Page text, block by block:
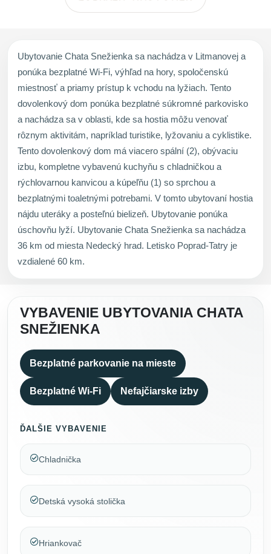
Ubytovanie Chata Snežienka sa nachádza v Litmanovej a
ponúka bezplatné Wi-Fi, výhľad na hory, spoločenskú
miestnosť a priamy prístup k vchodu na lyžiach. Tento
dovolenkový dom ponúka bezplatné súkromné parkovisko
a nachádza sa v oblasti, kde sa hostia môžu venovať
rôznym aktivitám, napríklad turistike, lyžovaniu a cyklistike.
Tento dovolenkový dom má viacero spální (2), obývaciu
izbu, kompletne vybavenú kuchyňu s chladničkou a
rýchlovarnou kanvicou a kúpeľňu (1) so sprchou a
bezplatnými toaletnými potrebami. V tomto ubytovaní hostia
nájdu uteráky a posteľnú bielizeň. Ubytovanie ponúka
úschovňu lyží. Ubytovanie Chata Snežienka sa nachádza
36 km od miesta Nedecký hrad. Letisko Poprad-Tatry je
vzdialené 60 km.
VYBAVENIE UBYTOVANIA CHATA
SNEŽIENKA
Bezplatné parkovanie na mieste
Bezplatné Wi-Fi Nefajčiarske izby
ĎALŠIE VYBAVENIE
Chladnička
Detská vysoká stolička
Hriankovač